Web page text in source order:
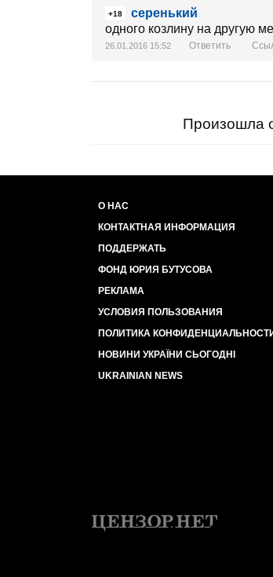
+18
серенький
одного козлину на
26.01.2016 15:52 Ответить
Произошла
О НАС
КОНТАКТНАЯ ИНФОРМАЦИЯ
ПОДДЕРЖАТЬ
ФОНД ЮРИЯ БУТУСОВА
РЕКЛАМА
УСЛОВИЯ ПОЛЬЗОВАНИЯ
ПОЛИТИКА
НОВИНИ УКРАЇНИ СЬОГОДНІ
UKRAINIAN NEWS